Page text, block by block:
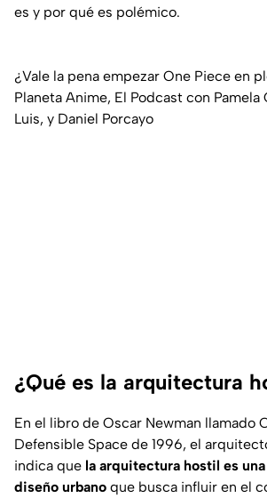
es y por qué es polémico.
¿Vale la pena empezar One Piece en
Planeta Anime, El Podcast con
Luis, y Daniel Porcayo
¿Qué es la arquitectura
En el libro de Oscar Newman llamado
Defensible Space de 1996, el
indica que la arquitectura hostil es
diseño urbano que busca influir en el